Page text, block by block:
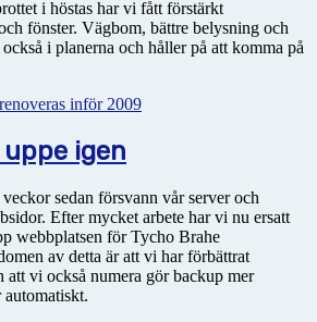
i höstas har vi fått förstärkt
fönster. Vägbom, bättre belysning och
i planerna och håller på att komma på
inför 2009
igen
sedan försvann vår server och
Efter mycket arbete har vi nu ersatt
webbplatsen för Tycho Brahe
av detta är att vi har förbättrat
att vi också numera gör backup mer
automatiskt.